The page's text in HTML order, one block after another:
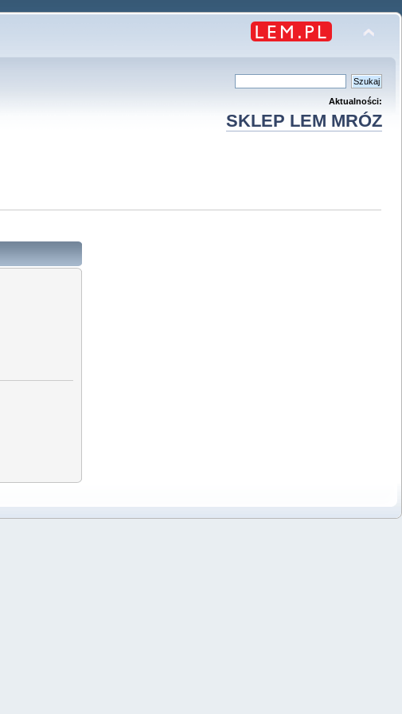
Aktualności:
SKLEP LEM MRÓZ